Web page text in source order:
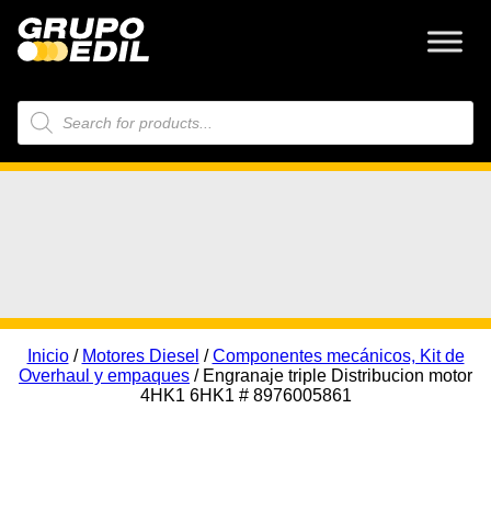
Búsqueda
de
productos
Inicio/ Motores Diesel /Componentes mecánicos, Kit de
Overhaul y empaques / Engranaje triple Distribucion motor
4HK1 6HK1 # 8976005861